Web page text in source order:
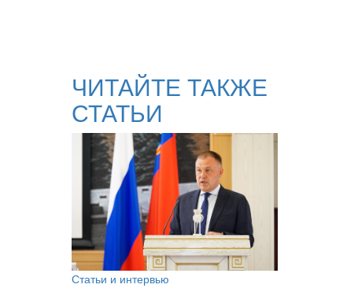
ЧИТАЙТЕ ТАКЖЕ
СТАТЬИ
Статьи и интервью